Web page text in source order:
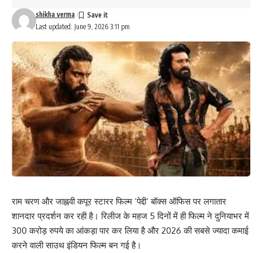
Last updated: June 9, 2026 3:11 pm
shikha verma
राम चरण और जाह्नवी कपूर स्टारर फिल्म ‘पेद्दी’ बॉक्स ऑफिस पर लगातार
शानदार प्रदर्शन कर रही है। रिलीज के महज 5 दिनों में ही फिल्म ने दुनियाभर में
300 करोड़ रुपये का आंकड़ा पार कर लिया है और 2026 की सबसे ज्यादा कमाई
करने वाली साउथ इंडियन फिल्म बन गई है।